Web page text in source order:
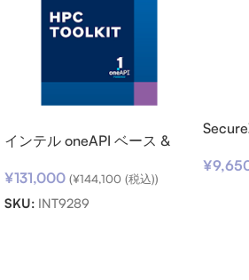
インテル oneAPI ベース &
ノード) SSR (期限内更新用)
¥131,000 (¥144,100 (税込))
SKU: INT9289
ンロー
¥